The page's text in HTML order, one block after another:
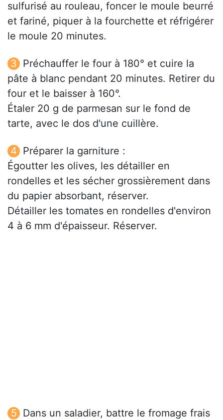
sulfurisé au rouleau, foncer le moule beurré
et fariné, piquer à la fourchette et réfrigérer
le moule 20 minutes.
Préchauffer le four à 180° et cuire la
pâte à blanc pendant 20 minutes. Retirer du
four et le baisser à 160°.
Étaler 20 g de parmesan sur le fond de
tarte, avec le dos d'une cuillère.
Préparer la garniture :
Égoutter les olives, les détailler en
rondelles et les sécher grossièrement dans
du papier absorbant, réserver.
Détailler les tomates en rondelles d'environ
4 à 6 mm d'épaisseur. Réserver.
Dans un saladier, battre le fromage frais